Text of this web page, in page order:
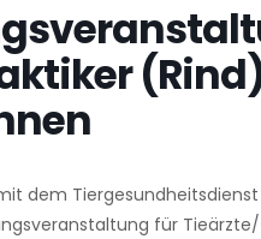
dem
für